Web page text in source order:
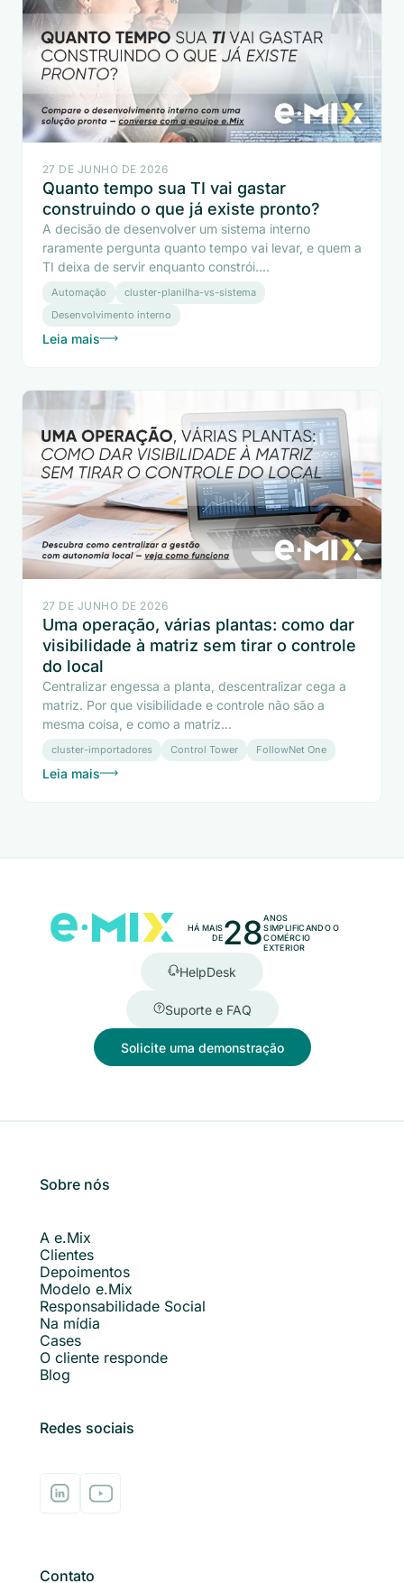
27 DE JUNHO DE 2026
Quanto tempo sua TI vai gastar
construindo o que já existe pronto?
A decisão de desenvolver um sistema interno
raramente pergunta quanto tempo vai levar, e quem a
TI deixa de servir enquanto constrói....
Automação
cluster-planilha-vs-sistema
Desenvolvimento interno
Leia mais
27 DE JUNHO DE 2026
Uma operação, várias plantas: como dar
visibilidade à matriz sem tirar o controle
do local
Centralizar engessa a planta, descentralizar cega a
matriz. Por que visibilidade e controle não são a
mesma coisa, e como a matriz...
cluster-importadores Control Tower FollowNet One
Leia mais
HÁ MAIS
DE28ANOS
SIMPLIFICANDO O
COMÉRCIO
EXTERIOR
HelpDesk
Suporte e FAQ
Solicite uma demonstração
Sobre nós
A e.Mix
Clientes
Depoimentos
Modelo e.Mix
Responsabilidade Social
Na mídia
Cases
O cliente responde
Blog
Redes sociais
Contato